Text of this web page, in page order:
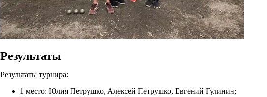
Результаты
Результаты турнира:
1 место: Юлия Петрушко, Алексей Петрушко, Евгений Гулинин;